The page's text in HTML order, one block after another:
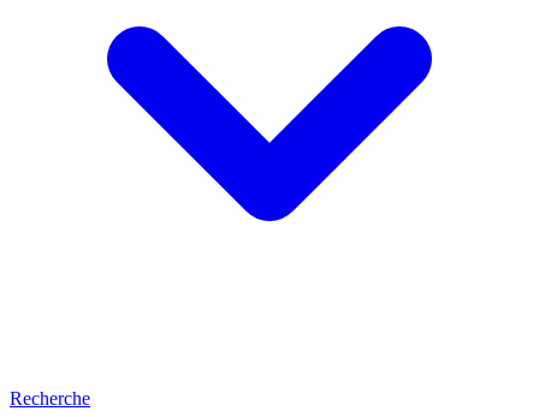
Recherche